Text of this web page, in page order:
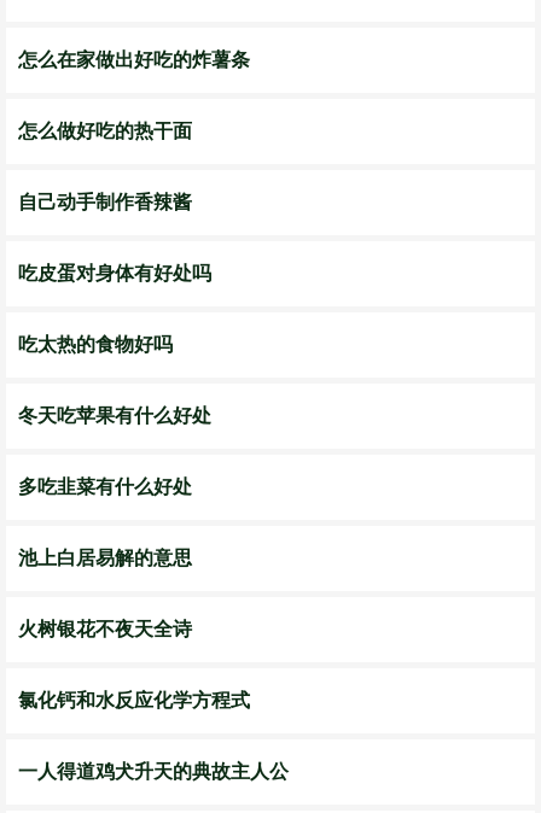
怎么在家做出好吃的炸薯条
怎么做好吃的热干面
自己动手制作香辣酱
吃皮蛋对身体有好处吗
吃太热的食物好吗
冬天吃苹果有什么好处
多吃韭菜有什么好处
池上白居易解的意思
火树银花不夜天全诗
氯化钙和水反应化学方程式
一人得道鸡犬升天的典故主人公